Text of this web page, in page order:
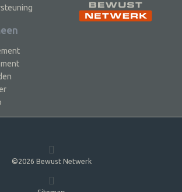
©2026 Bewust Netwerk